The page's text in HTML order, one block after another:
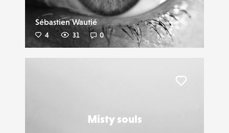
Sébastien Wautié
4 31 0
Misty souls